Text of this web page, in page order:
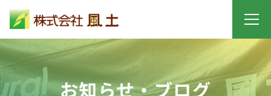
お知らせ・ブログ